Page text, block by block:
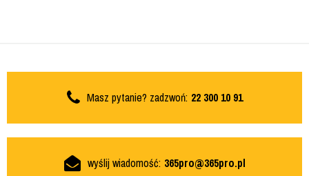
Masz pytanie? zadzwoń: 22 300 10 91
wyślij wiadomość: 365pro@365pro.pl